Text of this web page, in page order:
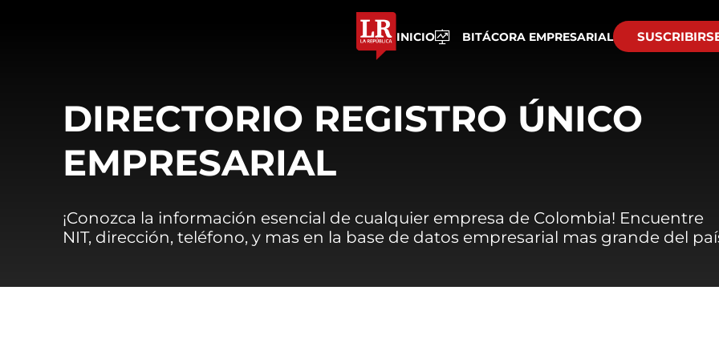
INICIO BITÁCORA EMPRESARIAL
DIRECTORIO REGISTRO ÚNICO
EMPRESARIAL
¡Conozca la información esencial de cualquier empresa de Colombia! Encuentre
NIT, dirección, teléfono, y mas en la base de datos empresarial mas grande del